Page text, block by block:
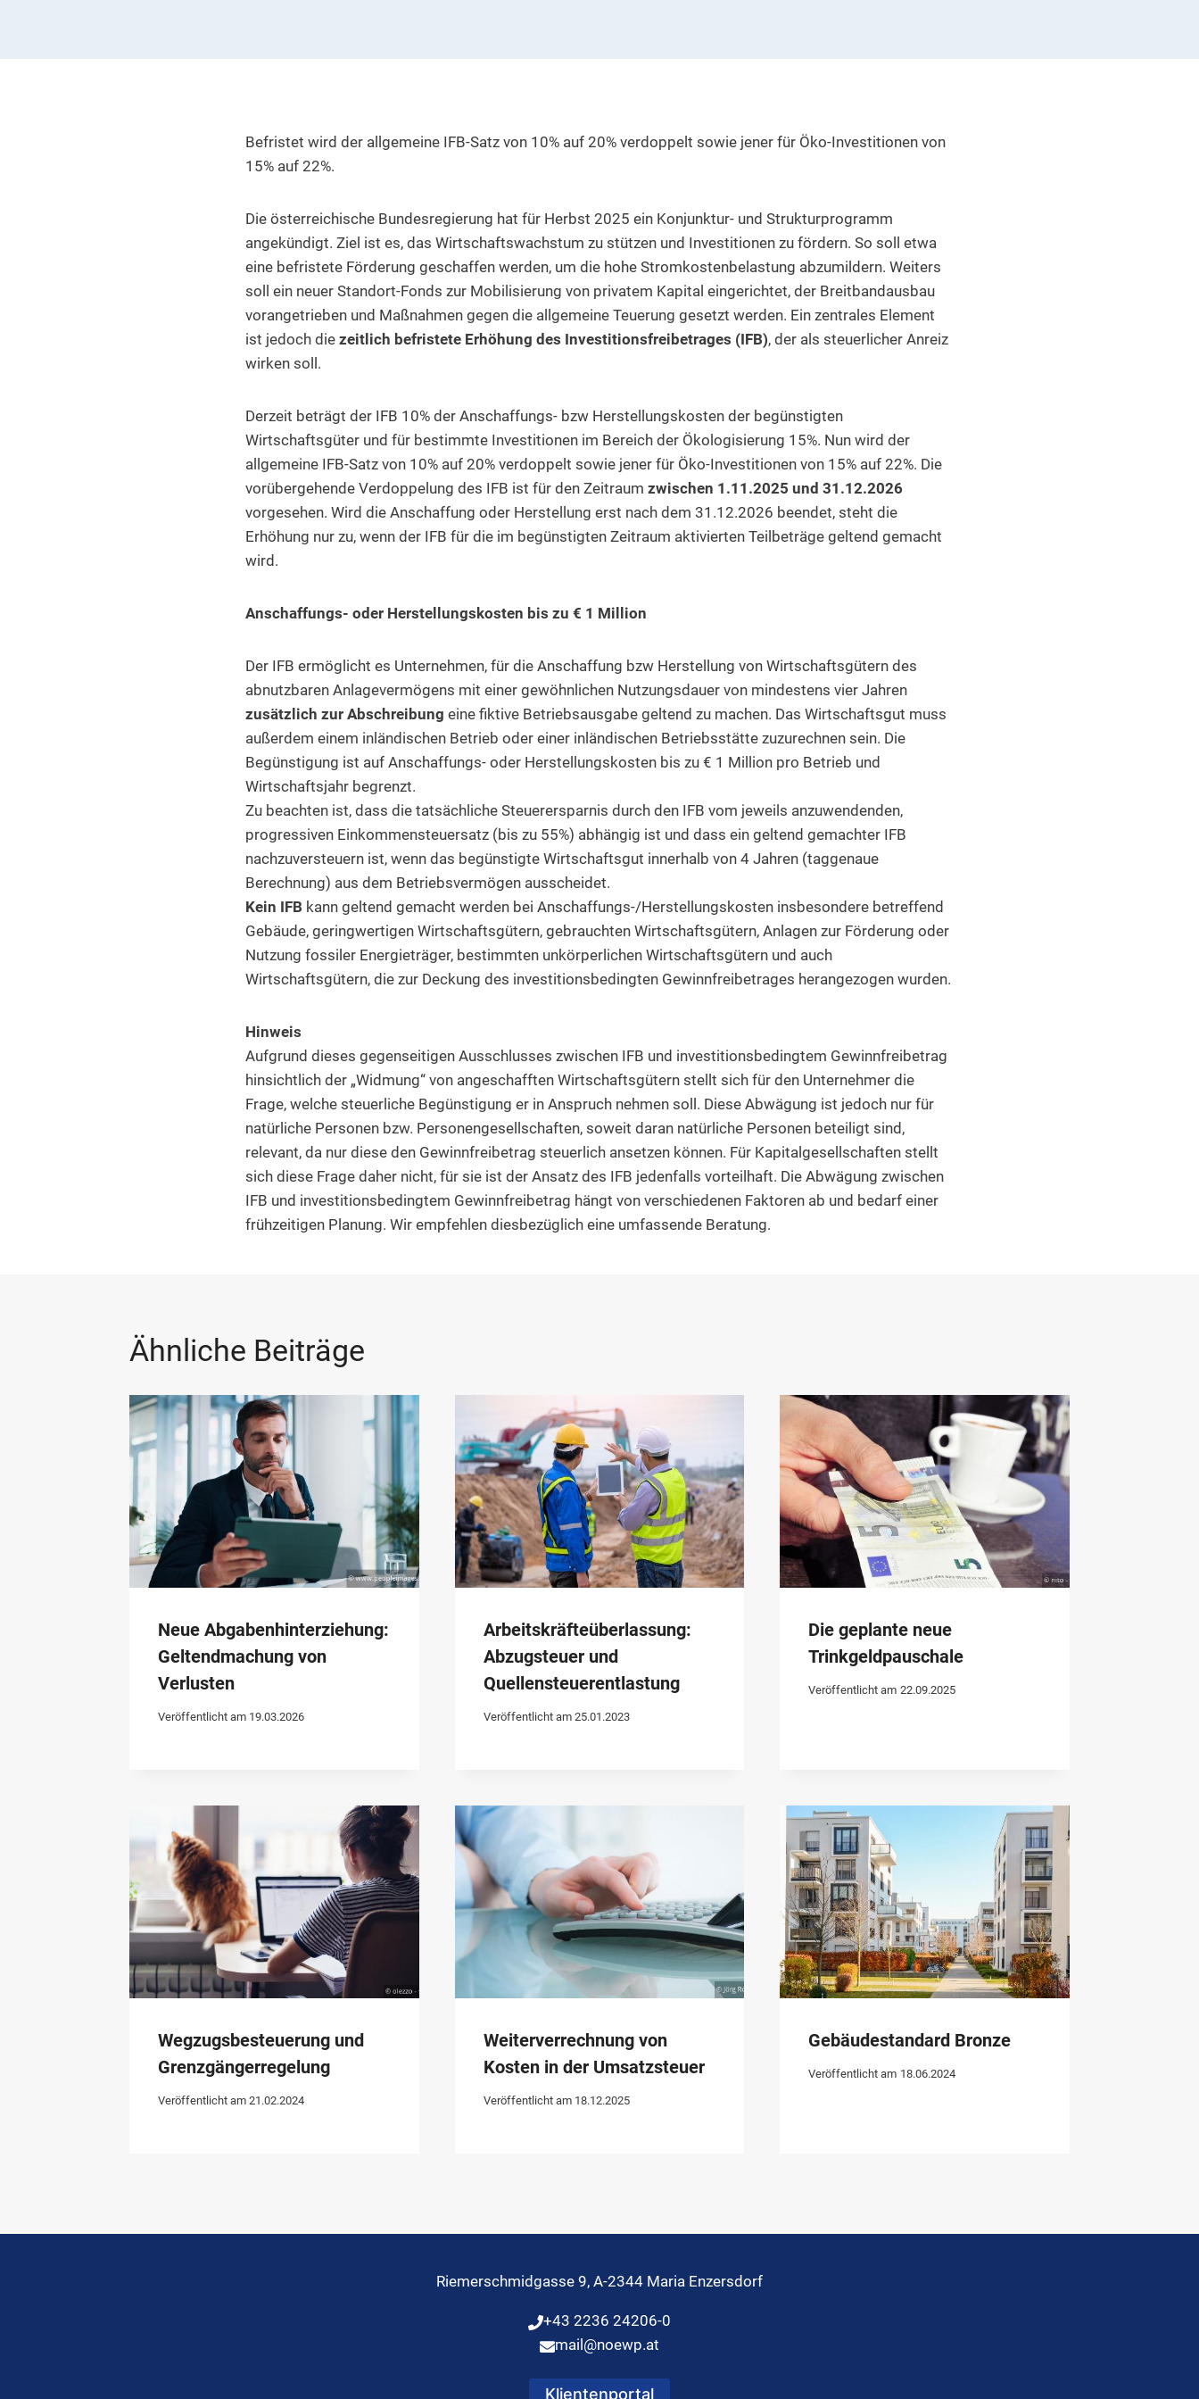
Befristet wird der allgemeine IFB-Satz von 10% auf 20% verdoppelt sowie jener für Öko-Investitionen von
15% auf 22%.
Die österreichische Bundesregierung hat für Herbst 2025 ein Konjunktur- und Strukturprogramm
angekündigt. Ziel ist es, das Wirtschaftswachstum zu stützen und Investitionen zu fördern. So soll etwa
eine befristete Förderung geschaffen werden, um die hohe Stromkostenbelastung abzumildern. Weiters
soll ein neuer Standort-Fonds zur Mobilisierung von privatem Kapital eingerichtet, der Breitbandausbau
vorangetrieben und Maßnahmen gegen die allgemeine Teuerung gesetzt werden. Ein zentrales Element
ist jedoch die zeitlich befristete Erhöhung des Investitionsfreibetrages (IFB), der als steuerlicher Anreiz
wirken soll.
Derzeit beträgt der IFB 10% der Anschaffungs- bzw Herstellungskosten der begünstigten
Wirtschaftsgüter und für bestimmte Investitionen im Bereich der Ökologisierung 15%. Nun wird der
allgemeine IFB-Satz von 10% auf 20% verdoppelt sowie jener für Öko-Investitionen von 15% auf 22%. Die
vorübergehende Verdoppelung des IFB ist für den Zeitraum zwischen 1.11.2025 und 31.12.2026
vorgesehen. Wird die Anschaffung oder Herstellung erst nach dem 31.12.2026 beendet, steht die
Erhöhung nur zu, wenn der IFB für die im begünstigten Zeitraum aktivierten Teilbeträge geltend gemacht
wird.
Anschaffungs- oder Herstellungskosten bis zu € 1 Million
Der IFB ermöglicht es Unternehmen, für die Anschaffung bzw Herstellung von Wirtschaftsgütern des
abnutzbaren Anlagevermögens mit einer gewöhnlichen Nutzungsdauer von mindestens vier Jahren
zusätzlich zur Abschreibung eine fiktive Betriebsausgabe geltend zu machen. Das Wirtschaftsgut muss
außerdem einem inländischen Betrieb oder einer inländischen Betriebsstätte zuzurechnen sein. Die
Begünstigung ist auf Anschaffungs- oder Herstellungskosten bis zu € 1 Million pro Betrieb und
Wirtschaftsjahr begrenzt.
Zu beachten ist, dass die tatsächliche Steuerersparnis durch den IFB vom jeweils anzuwendenden,
progressiven Einkommensteuersatz (bis zu 55%) abhängig ist und dass ein geltend gemachter IFB
nachzuversteuern ist, wenn das begünstigte Wirtschaftsgut innerhalb von 4 Jahren (taggenaue
Berechnung) aus dem Betriebsvermögen ausscheidet.
Kein IFB kann geltend gemacht werden bei Anschaffungs-/Herstellungskosten insbesondere betreffend
Gebäude, geringwertigen Wirtschaftsgütern, gebrauchten Wirtschaftsgütern, Anlagen zur Förderung oder
Nutzung fossiler Energieträger, bestimmten unkörperlichen Wirtschaftsgütern und auch
Wirtschaftsgütern, die zur Deckung des investitionsbedingten Gewinnfreibetrages herangezogen wurden.
Hinweis
Aufgrund dieses gegenseitigen Ausschlusses zwischen IFB und investitionsbedingtem Gewinnfreibetrag
hinsichtlich der „Widmung“ von angeschafften Wirtschaftsgütern stellt sich für den Unternehmer die
Frage, welche steuerliche Begünstigung er in Anspruch nehmen soll. Diese Abwägung ist jedoch nur für
natürliche Personen bzw. Personengesellschaften, soweit daran natürliche Personen beteiligt sind,
relevant, da nur diese den Gewinnfreibetrag steuerlich ansetzen können. Für Kapitalgesellschaften stellt
sich diese Frage daher nicht, für sie ist der Ansatz des IFB jedenfalls vorteilhaft. Die Abwägung zwischen
IFB und investitionsbedingtem Gewinnfreibetrag hängt von verschiedenen Faktoren ab und bedarf einer
frühzeitigen Planung. Wir empfehlen diesbezüglich eine umfassende Beratung.
Ähnliche Beiträge
Neue Abgabenhinterziehung:
Geltendmachung von
Verlusten
Veröffentlicht am 19.03.2026
Arbeitskräfteüberlassung:
Abzugsteuer und
Quellensteuerentlastung
Veröffentlicht am 25.01.2023
Die geplante neue
Trinkgeldpauschale
Veröffentlicht am 22.09.2025
Wegzugsbesteuerung und
Grenzgängerregelung
Veröffentlicht am 21.02.2024
Weiterverrechnung von
Kosten in der Umsatzsteuer
Veröffentlicht am 18.12.2025
Gebäudestandard Bronze
Veröffentlicht am 18.06.2024
Riemerschmidgasse 9, A-2344 Maria Enzersdorf
+43 2236 24206-0
mail@noewp.at
Klientenportal